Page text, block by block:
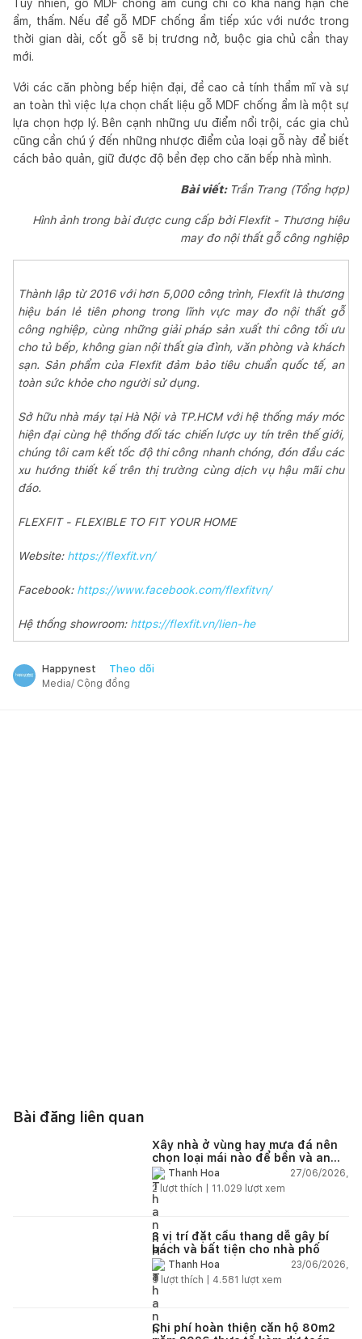
Tuy nhiên, gỗ MDF chống ẩm cũng chỉ có khả năng hạn chế
ẩm, thấm. Nếu để gỗ MDF chống ẩm tiếp xúc với nước trong
thời gian dài, cốt gỗ sẽ bị trương nở, buộc gia chủ cần thay
mới.
Với các căn phòng bếp hiện đại, đề cao cả tính thẩm mĩ và sự
an toàn thì việc lựa chọn chất liệu gỗ MDF chống ẩm là một sự
lựa chọn hợp lý. Bên cạnh những ưu điểm nổi trội, các gia chủ
cũng cần chú ý đến những nhược điểm của loại gỗ này để biết
cách bảo quản, giữ được độ bền đẹp cho căn bếp nhà mình.
Bài viết: Trần Trang (Tổng hợp)
Hình ảnh trong bài được cung cấp bởi Flexfit - Thương hiệu
may đo nội thất gỗ công nghiệp
Thành lập từ 2016 với hơn 5,000 công trình, Flexfit là thương
hiệu bán lẻ tiên phong trong lĩnh vực may đo nội thất gỗ
công nghiệp, cùng những giải pháp sản xuất thi công tối ưu
cho tủ bếp, không gian nội thất gia đình, văn phòng và khách
sạn. Sản phẩm của Flexfit đảm bảo tiêu chuẩn quốc tế, an
toàn sức khỏe cho người sử dụng.
Sở hữu nhà máy tại Hà Nội và TP.HCM với hệ thống máy móc
hiện đại cùng hệ thống đối tác chiến lược uy tín trên thế giới,
chúng tôi cam kết tốc độ thi công nhanh chóng, đón đầu các
xu hướng thiết kế trên thị trường cùng dịch vụ hậu mãi chu
đáo.
FLEXFIT - FLEXIBLE TO FIT YOUR HOME
Website: https://flexfit.vn/
Facebook: https://www.facebook.com/flexfitvn/
Hệ thống showroom: https://flexfit.vn/lien-he
Happynest Theo dõi
Media/ Cộng đồng
Bài đăng liên quan
Xây nhà ở vùng hay mưa đá nên
chọn loại mái nào để bền và an
toàn?Thanh Hoa
27/06/2026,
2 lượt thích | 11.029 lượt xem
3 vị trí đặt cầu thang dễ gây bí
bách và bất tiện cho nhà phố
Thanh Hoa
23/06/2026,
5 lượt thích | 4.581 lượt xem
Chi phí hoàn thiện căn hộ 80m2